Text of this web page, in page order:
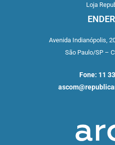
Loja
Avenida Indianópolis,
São Paulo/SP –
Fone: 11